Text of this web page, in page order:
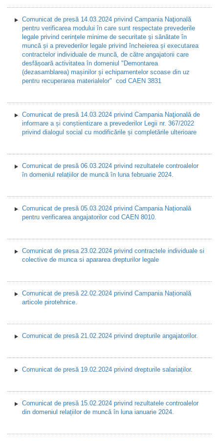
Comunicat de presă 14.03.2024 privind Campania Naţională
pentru verificarea modului în care sunt respectate prevederile
legale privind cerințele minime de securitate și sănătate în
muncă și a prevederilor legale privind încheierea și executarea
contractelor individuale de muncă, de către angajatorii care
desfășoară activitatea în domeniul "Demontarea
(dezasamblarea) mașinilor și echipamentelor scoase din uz
pentru recuperarea materialelor" cod CAEN 3831
Comunicat de presă 14.03.2024 privind Campania Naţională de
informare a și conștientizare a prevederilor Legii nr. 367/2022
privind dialogul social cu modificările și completările ulterioare
Comunicat de presă 06.03.2024 privind rezultatele controalelor
în domeniul relațiilor de muncă în luna februarie 2024.
Comunicat de presă 05.03.2024 privind Campania Națională
pentru verificarea angajatorilor cod CAEN 8010.
Comunicat de presa 23.02.2024 privind contractele individuale si
colective de munca si apararea drepturilor legale
Comunicat de presă 22.02.2024 privind Campania Națională
articole pirotehnice.
Comunicat de presă 21.02.2024 privind drepturile angajatorilor.
Comunicat de presă 19.02.2024 privind drepturile salariaților.
Comunicat de presă 15.02.2024 privind rezultatele controalelor
din domeniul relațiilor de muncă în luna ianuarie 2024.